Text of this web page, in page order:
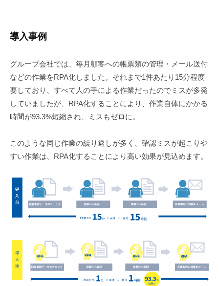
導入事例
グループ会社では、毎月顧客への帳票類の管理・メール送付
などの作業をRPA化しました。それまで1件あたり15分程度
要しており、すべて人の手による作業だったのでミスが多発
していましたが、RPA化することにより、作業自体にかかる
時間が93.3%短縮され、ミスもゼロに。
このような同じ作業の繰り返しが多く、確認ミスが起こりや
すい作業は、RPA化することにより高い効果が見込めます。